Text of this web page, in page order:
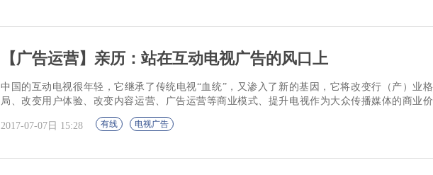
【广告运营】亲历：站在互动电视广告的风口上
中国的互动电视很年轻，它继承了传统电视“血统”，又渗入了新的基因，它将改变行（产）业格
局、改变用户体验、改变内容运营、广告运营等商业模式、提升电视作为大众传播媒体的商业价
2017-07-07日 15:28
有线 电视广告